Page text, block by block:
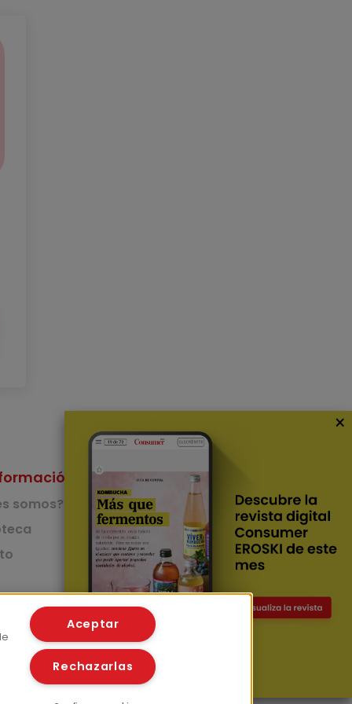
somos?
Lingüístico
Nuestras Apps
App de recetas
App del Camino de
Santiago
×
Aceptar
Rechazarlas